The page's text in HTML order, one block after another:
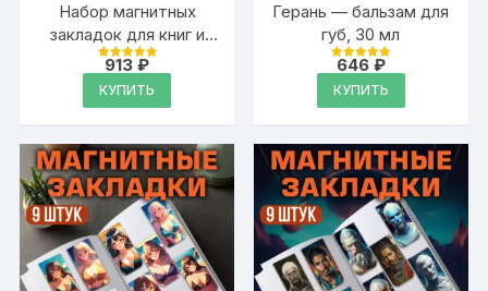
Набор магнитных
закладок для книг и
учебников, 9 штук
Оценка
из 5
913₽
КУПИТЬ
Герань — бальзам для
губ, 30 мл
Оценка
из 5
646 ₽
КУПИТЬ